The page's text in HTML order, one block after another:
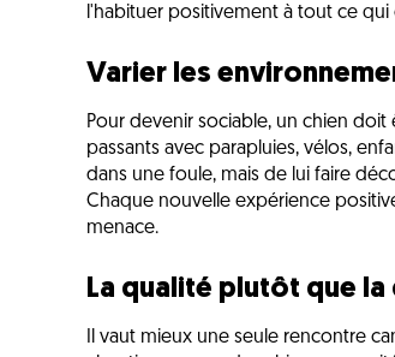
l'habituer positivement à tout ce
Varier les
Pour devenir sociable, un chien
passants avec parapluies, vélos,
dans une foule, mais de lui faire
Chaque nouvelle expérience
menace.
La qualité plutôt que la
Il vaut mieux une seule rencontre